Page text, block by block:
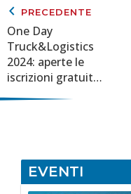
keyboard_arrow_left PRECEDENTE
One Day
Truck&Logistics
2024: aperte le
iscrizioni gratuite
EVENTI